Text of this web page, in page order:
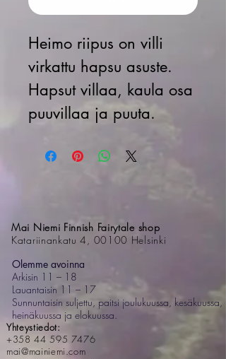
Heimo riipus on villi
virkattu hapsu asuste.
Hapsut villaa, kaula osa
puuvillaa ja puuta.
Mai Niemi Finnish Fairytale shop
Katariinankatu 4, 00100 Helsinki
Olemme avoinna
Arkisin 11 – 18
Lauantaisin 11 – 17
Sunnuntaisin suljettu, paitsi joulukuussa, kesäkuussa,
heinäkuussa ja elokuussa.
Yhteystiedot:
+358 44 595 7476
mai@mainiemi.com